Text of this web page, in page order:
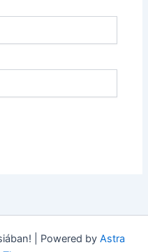
| Powered by Astra